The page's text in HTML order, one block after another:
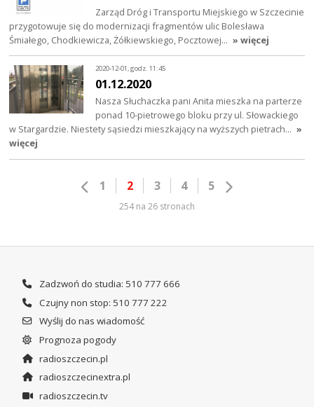
Zarząd Dróg i Transportu Miejskiego w Szczecinie
przygotowuje się do modernizacji fragmentów ulic Bolesława
Śmiałego, Chodkiewicza, Żółkiewskiego, Pocztowej… » więcej
2020-12-01, godz. 11:45
01.12.2020
Nasza Słuchaczka pani Anita mieszka na parterze
ponad 10-pietrowego bloku przy ul. Słowackiego
w Stargardzie. Niestety sąsiedzi mieszkający na wyższych pietrach… »
więcej
1 2 3 4 5
254 na 26 stronach
Zadzwoń do studia: 510 777 666
Czujny non stop: 510 777 222
Wyślij do nas wiadomość
Prognoza pogody
radioszczecin.pl
radioszczecinextra.pl
radioszczecin.tv